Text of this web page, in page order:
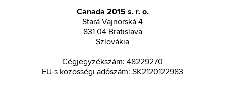
Canada 2015 s. r. o.
Stará Vajnorská 4
831 04 Bratislava
Szlovákia
Cégjegyzékszám: 48229270
EU-s közösségi adószám: SK2120122983